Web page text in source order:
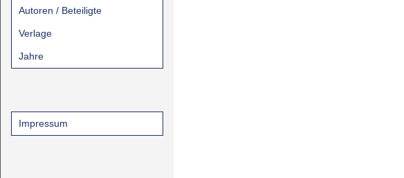
Autoren / Beteiligte
Verlage
Jahre
Impressum